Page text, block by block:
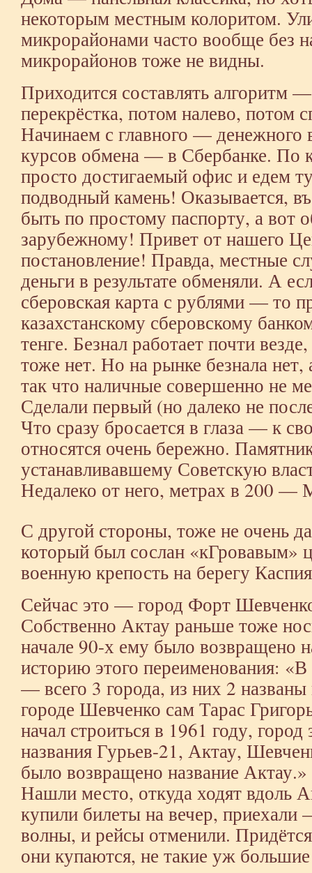
некоторым местным колоритом.
микрорайонами часто вообще без
микрорайонов тоже не видны.
Приходится составлять алгоритм
перекрёстка, потом налево, потом
Начинаем с главного —
курсов обмена — в Сбербанке. По
просто достигаемый офис и едем
подводный камень! Оказывается,
быть по простому паспорту, а
зарубежному! Привет от нашего
постановление! Правда, местные
деньги в результате обменяли. А
сберовская карта с рублями — то
казахстанскому сберовскому
тенге. Безнал работает почти
тоже нет. Но на рынке безнала нет,
так что наличные совершенно не
Сделали первый (но далеко не
Что сразу бросается в глаза — к
относятся очень бережно.
устанавливавшему Советскую
Недалеко от него, метрах в 200
С другой стороны, тоже не очень
который был сослан «кГровавым»
военную крепость на берегу
Сейчас это — город Форт
Собственно Актау раньше тоже
начале 90-х ему было возвращено
историю этого переименования:
— всего 3 города, из них 2
городе Шевченко сам Тарас
начал строиться в 1961 году,
названия Гурьев-21, Актау,
было возвращено название Актау.»
Нашли место, откуда ходят вдоль
купили билеты на вечер,
волны, и рейсы отменили.
они купаются, не такие уж